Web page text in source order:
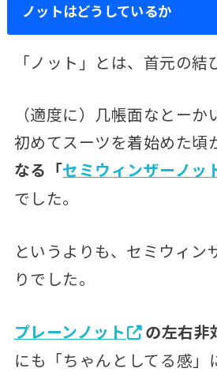
ノットはどうしているか
「ノット」とは、首元の結
（適度に）几帳面なとーか
初めてスーツを着始めた頃
なる「セミウィンザーノッ
でした。
というよりも、セミウィン
りでした。
プレーンノット の左右非
にも「ちゃんとしてる感」